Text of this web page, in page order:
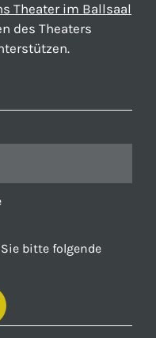
Theater im Ballsaal
des Theaters
bitte folgende